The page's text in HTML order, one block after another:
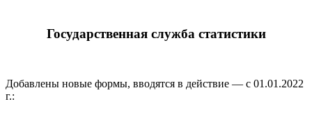
Государственная служба статистики
Добавлены новые формы, вводятся в действие — с 01.01.2022
г.: